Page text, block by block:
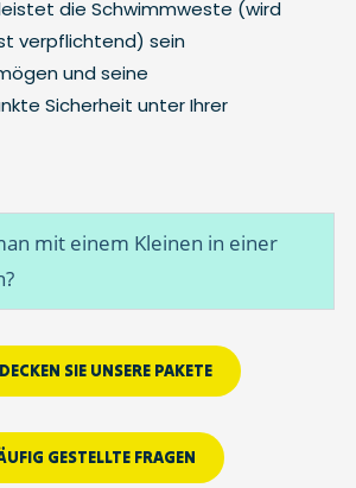
die Schwimmweste (wird
verpflichtend) sein
und seine
Sicherheit unter Ihrer
mit einem Kleinen in einer
SIE UNSERE PAKETE
GESTELLTE FRAGEN